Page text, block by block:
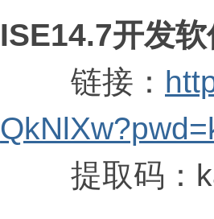
ISE14.7开发
链接：
提取码：